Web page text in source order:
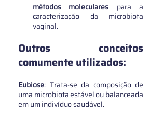
métodos moleculares para a
caracterização da microbiota
vaginal.
Outros conceitos
comumente utilizados:
Eubiose: Trata-se da composição de
uma microbiota estável ou balanceada
em um indivíduo saudável.